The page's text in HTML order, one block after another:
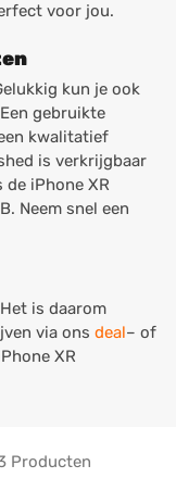
voor jou.
kun je ook
gebruikte
kwalitatief
is verkrijgbaar
iPhone XR
Neem snel een
is daarom
via ons deal– of
XR
Producten